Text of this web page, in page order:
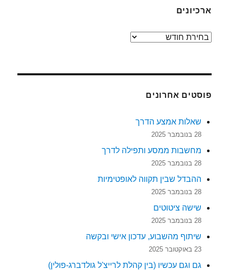
ארכיונים
ארכיונים
פוסטים אחרונים
שאלות אמצע הדרך
28 בנובמבר 2025
מחשבות ממסע ותפילה לדרך
28 בנובמבר 2025
ההבדל שבין תקווה לאופטימיות
28 בנובמבר 2025
שישה ציטוטים
28 בנובמבר 2025
שיתוף מהשבוע, עדכון אישי ובקשה
23 באוקטובר 2025
גם וגם עכשיו (בין קהלת לרייצ'ל גולדברג-פולין)